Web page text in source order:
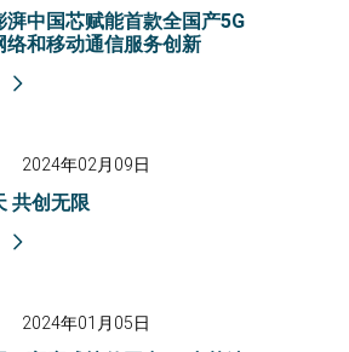
湃中国芯赋能首款全国产5G
络和移动通信服务创新
2024年02月09日
共创无限
2024年01月05日